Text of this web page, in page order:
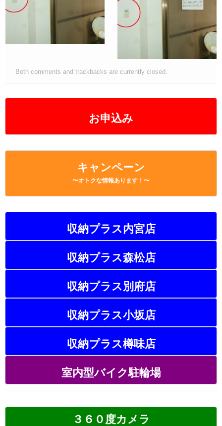
お申込み
キャンペーン
〜オトクな情報あります！〜
収納プラス内宮店
収納プラス森松店
収納プラス別府店
収納プラス小坂店
収納プラス樽味店
室内型バイク駐輪場
３６０度カメラ
Both comments and trackbacks are currently closed.